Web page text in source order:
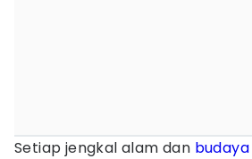
Setiap jengkal alam dan budaya